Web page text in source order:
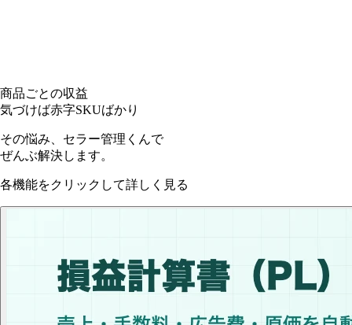
商品ごとの収益
気づけば赤字SKUばかり
その悩み、 セラー管理くんで
ぜんぶ解決します。
各機能をクリックして詳しく見る